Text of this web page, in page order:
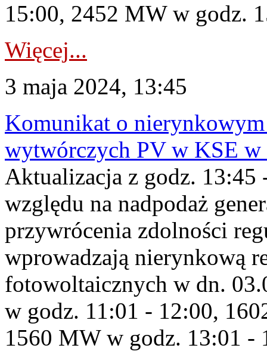
15:00, 2452 MW w godz.
Więcej...
3 maja 2024, 13:45
Komunikat o
wytwórczych PV w KSE
Aktualizacja z godz. 13:45
względu na nadpodaż
przywrócenia zdolności
wprowadzają nierynkową
fotowoltaicznych w dn.
w godz. 11:01 - 12:00,
1560 MW w godz. 13:01 -